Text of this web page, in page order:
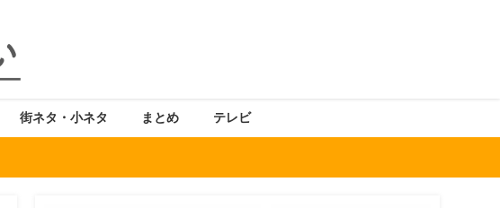
街ネタ・小ネタ まとめ テレビ